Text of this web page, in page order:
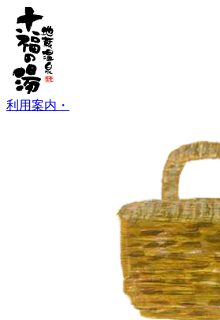
利用案内 ・